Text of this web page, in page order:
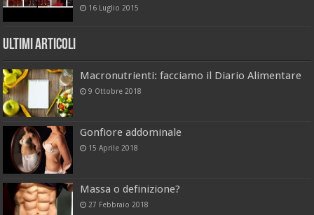
16 Luglio 2015
Ultimi Articoli
Macronutrienti: facciamo il Diario Alimentare
9 Ottobre 2018
Gonfiore addominale
15 Aprile 2018
Massa o definizione?
27 Febbraio 2018